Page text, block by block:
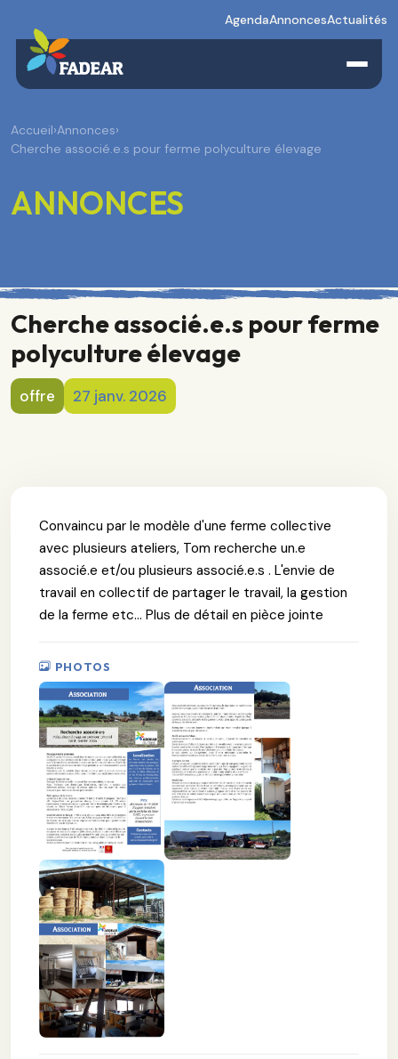
AgendaAnnoncesActualités
Accueil›Annonces›
Cherche associé.e.s pour ferme polyculture élevage
ANNONCES
Cherche associé.e.s pour ferme
polyculture élevage
offre 27 janv. 2026
Convaincu par le modèle d'une ferme collective
avec plusieurs ateliers, Tom recherche un.e
associé.e et/ou plusieurs associé.e.s . L'envie de
travail en collectif de partager le travail, la gestion
de la ferme etc... Plus de détail en pièce jointe
PHOTOS